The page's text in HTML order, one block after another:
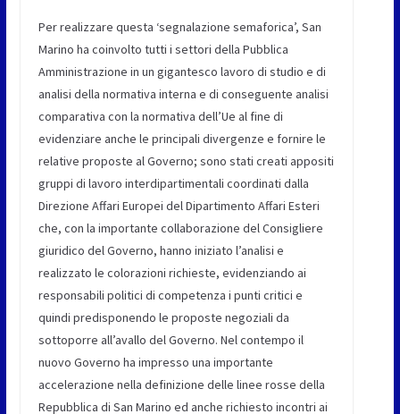
Per realizzare questa ‘segnalazione semaforica’, San
Marino ha coinvolto tutti i settori della Pubblica
Amministrazione in un gigantesco lavoro di studio e di
analisi della normativa interna e di conseguente analisi
comparativa con la normativa dell’Ue al fine di
evidenziare anche le principali divergenze e fornire le
relative proposte al Governo; sono stati creati appositi
gruppi di lavoro interdipartimentali coordinati dalla
Direzione Affari Europei del Dipartimento Affari Esteri
che, con la importante collaborazione del Consigliere
giuridico del Governo, hanno iniziato l’analisi e
realizzato le colorazioni richieste, evidenziando ai
responsabili politici di competenza i punti critici e
quindi predisponendo le proposte negoziali da
sottoporre all’avallo del Governo. Nel contempo il
nuovo Governo ha impresso una importante
accelerazione nella definizione delle linee rosse della
Repubblica di San Marino ed anche richiesto incontri ai